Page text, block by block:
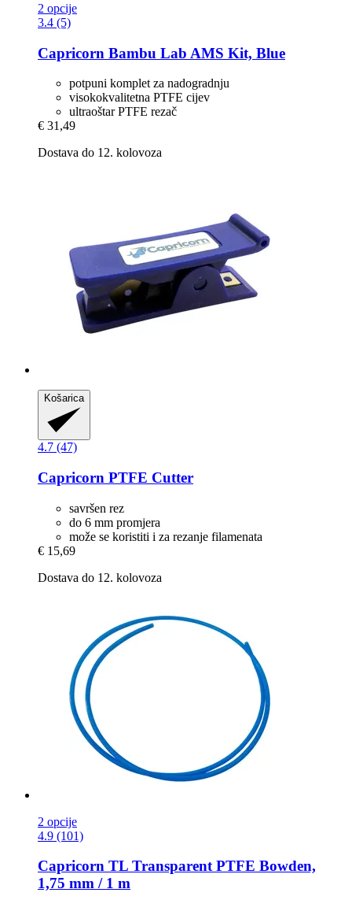
2 opcije
3.4 (5)
Capricorn Bambu Lab AMS Kit, Blue
potpuni komplet za nadogradnju
visokokvalitetna PTFE cijev
ultraoštar PTFE rezač
€ 31,49
Dostava do 12. kolovoza
Košarica
4.7 (47)
Capricorn PTFE Cutter
savršen rez
do 6 mm promjera
može se koristiti i za rezanje filamenata
€ 15,69
Dostava do 12. kolovoza
2 opcije
4.9 (101)
Capricorn TL Transparent PTFE Bowden,
1,75 mm / 1 m